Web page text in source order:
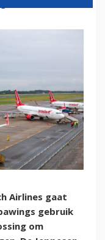
Airlines gaat
gebruik
om